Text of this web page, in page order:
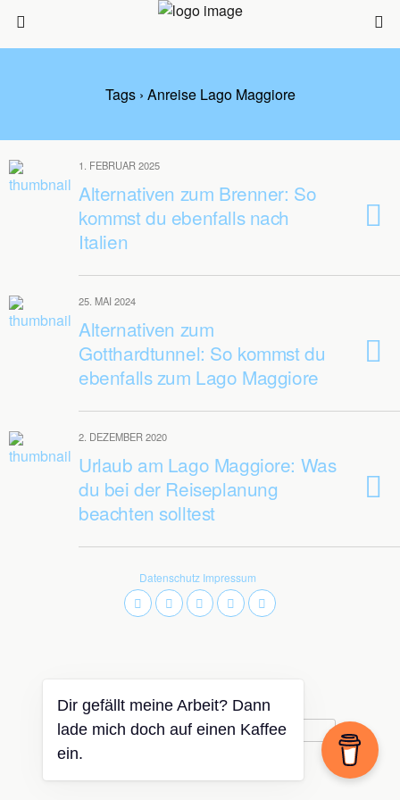
Tags › Anreise Lago Maggiore
1. FEBRUAR 2025
Alternativen zum Brenner: So
kommst du ebenfalls nach
Italien
25. MAI 2024
Alternativen zum
Gotthardtunnel: So kommst du
ebenfalls zum Lago Maggiore
2. DEZEMBER 2020
Urlaub am Lago Maggiore: Was
du bei der Reiseplanung
beachten solltest
Datenschutz Impressum
Mobil Desktop
Dir gefällt meine Arbeit? Dann
lade mich doch auf einen Kaffee
ein.